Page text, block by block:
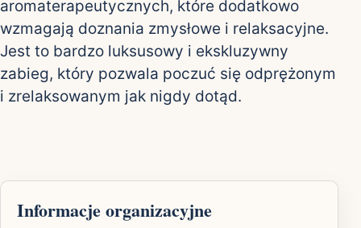
aromaterapeutycznych, które dodatkowo
wzmagają doznania zmysłowe i relaksacyjne.
Jest to bardzo luksusowy i ekskluzywny
zabieg, który pozwala poczuć się odprężonym
i zrelaksowanym jak nigdy dotąd.
Informacje organizacyjne